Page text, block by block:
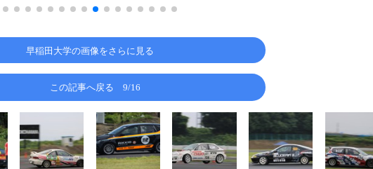
早稲田大学の画像をさらに見る
この記事へ戻る 9/16